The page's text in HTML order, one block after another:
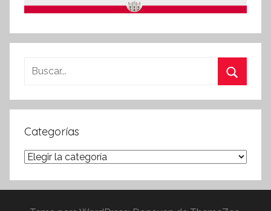
Buscar:
Categorías
Categorías